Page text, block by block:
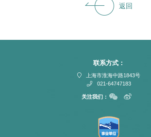
返回
联系方式：
上海市淮海中路1843号
021-64747183
关注我们：